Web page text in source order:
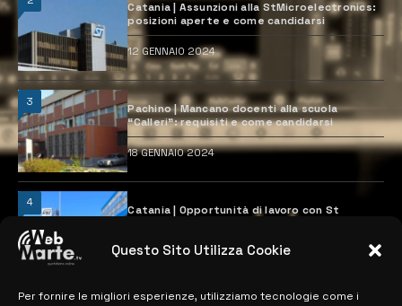
Questo Sito Utilizza Cookie
Per fornire le migliori esperienze, utilizziamo tecnologie come i
Catania | Assunzioni alla StMicroelectronics:
posizioni aperte e come candidarsi
12 GENNAIO 2024
3
Pachino | Mancano docenti alla scuola
“Calleri”: requisiti e come candidarsi
18 GENNAIO 2024
4
Catania | Opportunità di lavoro con St
28 MARZO 2024